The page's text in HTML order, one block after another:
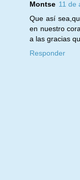
Montse 11 de
Que así
en nuestro
a las gracias
Responder